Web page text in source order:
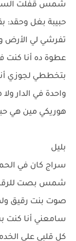
شمس قفلت
حبيبة بغل وحقد:
تفرشي لي الأرض
عطوة ده أنا كنت
بتخططي لجوزي
واحدة في الدار
هوريكي مين هي
بليل
سراج كان في
شمس بصت للرقم
صوت بنت رقيق
سامعني أنا
كل قلبي على